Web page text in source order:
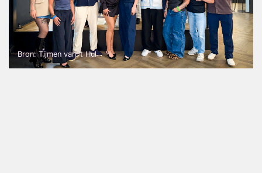
Bron: Tijmen van 't Hul